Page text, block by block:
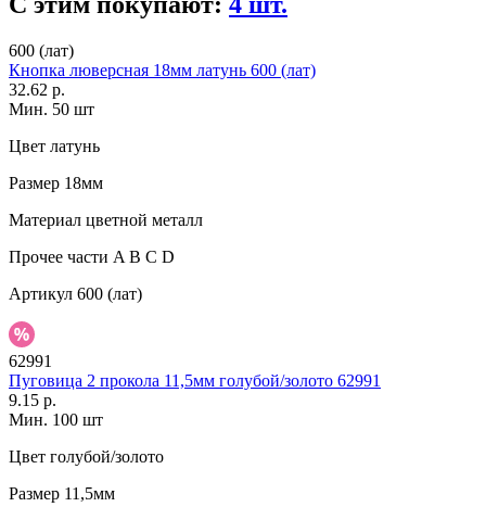
600 (лат)
Кнопка люверсная 18мм латунь 600 (лат)
32.62 р.
Мин. 50 шт
Цвет латунь
Размер 18мм
Материал цветной металл
Прочее части A B C D
Артикул 600 (лат)
62991
Пуговица 2 прокола 11,5мм голубой/золото 62991
9.15 р.
Мин. 100 шт
Цвет голубой/золото
Размер 11,5мм